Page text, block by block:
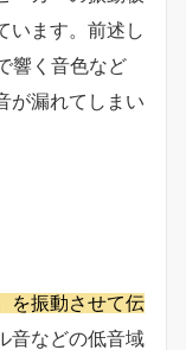
います。前述し
響く音色など
が漏れてしまい
を振動させて伝
音などの低音域